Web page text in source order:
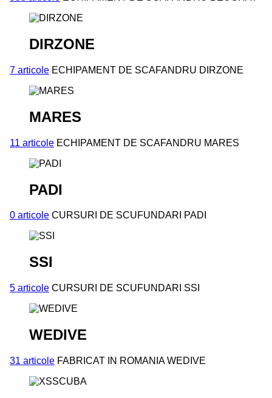
DIRZONE
7 articole ECHIPAMENT DE SCAFANDRU DIRZONE
MARES
11 articole ECHIPAMENT DE SCAFANDRU MARES
PADI
0 articole CURSURI DE SCUFUNDARI PADI
SSI
5 articole CURSURI DE SCUFUNDARI SSI
WEDIVE
31 articole FABRICAT IN ROMANIA WEDIVE